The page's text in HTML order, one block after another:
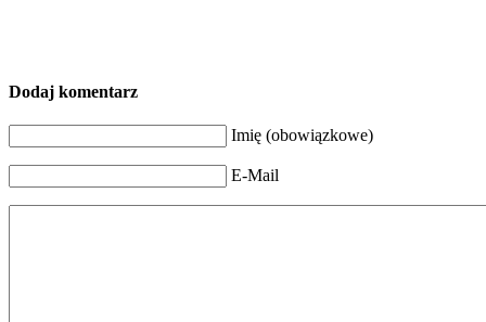
Dodaj komentarz
Imię (obowiązkowe)
E-Mail